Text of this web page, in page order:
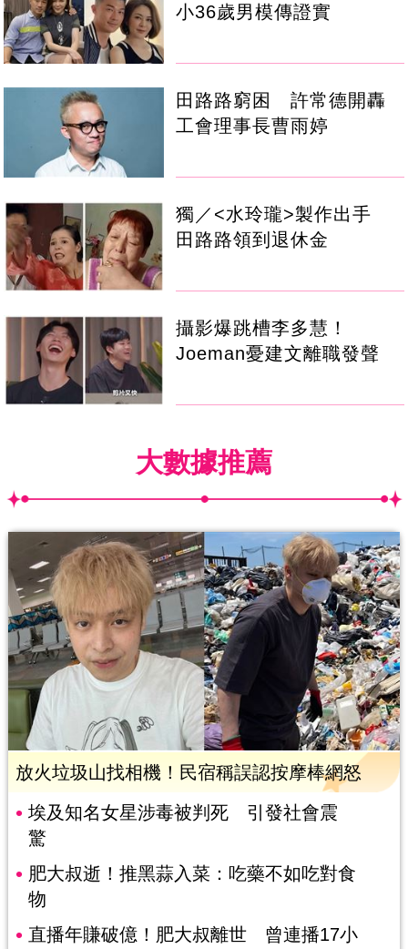
小36歲男模傳證實
田路路窮困 許常德開轟
工會理事長曹雨婷
獨／<水玲瓏>製作出手
田路路領到退休金
攝影爆跳槽李多慧！
Joeman憂建文離職發聲
大數據推薦
放火垃圾山找相機！民宿稱誤認按摩棒網怒
埃及知名女星涉毒被判死 引發社會震
驚
肥大叔逝！推黑蒜入菜：吃藥不如吃對食
物
直播年賺破億！肥大叔離世 曾連播17小